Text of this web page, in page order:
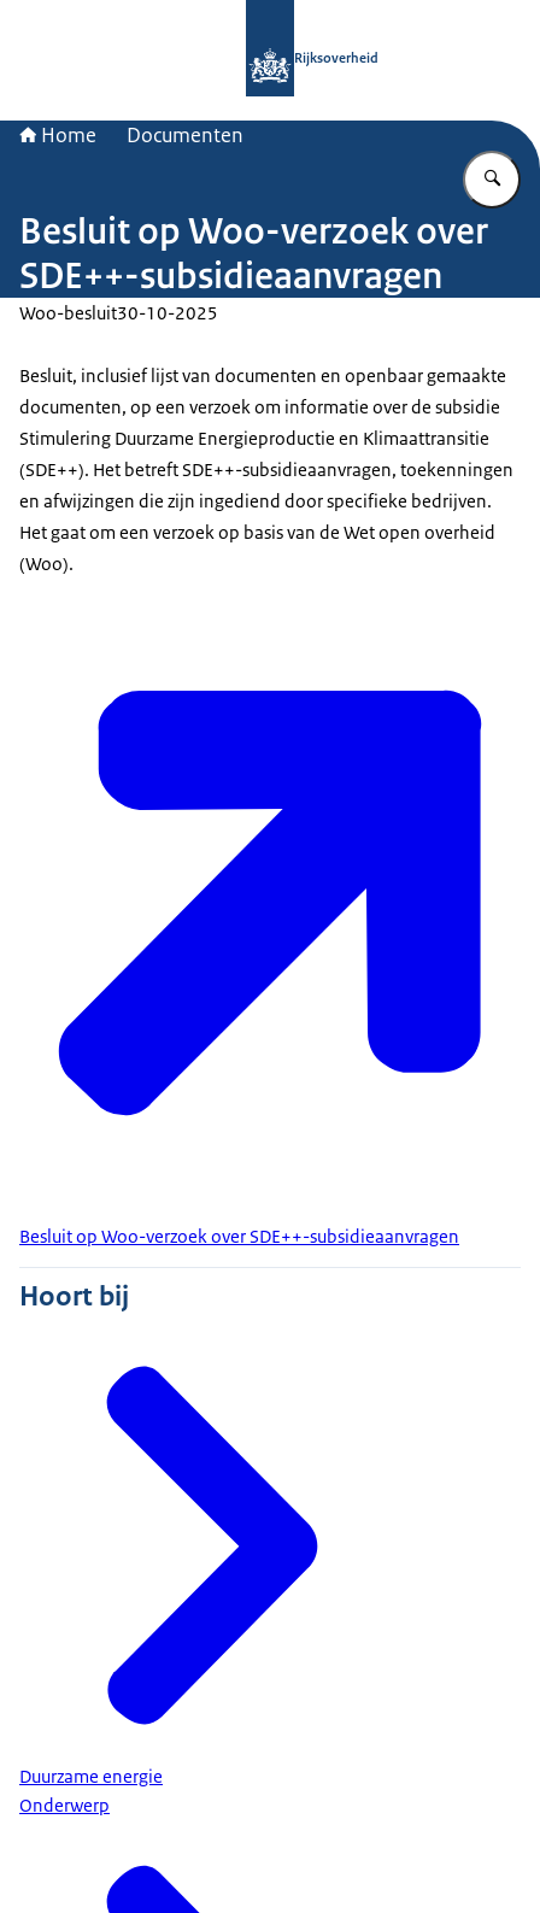
Rijksoverheid
Home Documenten
Besluit op Woo-verzoek over
SDE++-subsidieaanvragen
Woo-besluit30-10-2025
Besluit, inclusief lijst van documenten en openbaar gemaakte
documenten, op een verzoek om informatie over de subsidie
Stimulering Duurzame Energieproductie en Klimaattransitie
(SDE++). Het betreft SDE++-subsidieaanvragen, toekenningen
en afwijzingen die zijn ingediend door specifieke bedrijven.
Het gaat om een verzoek op basis van de Wet open overheid
(Woo).
Besluit op Woo-verzoek over SDE++-subsidieaanvragen
Hoort bij
Duurzame energie
Onderwerp